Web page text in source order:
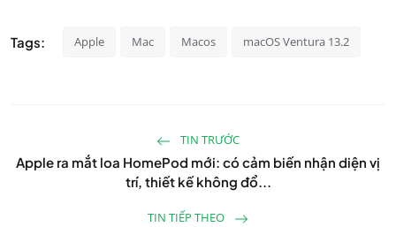
Tags: Apple Mac Macos macOS Ventura 13.2
TIN TRƯỚC
Apple ra mắt loa HomePod mới: có cảm biến nhận diện vị
trí, thiết kế không đổ...
TIN TIẾP THEO